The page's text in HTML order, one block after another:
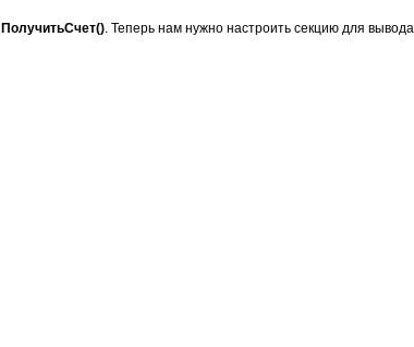
ПолучитьСчет() . Теперь нам нужно настроить секцию для вывода.